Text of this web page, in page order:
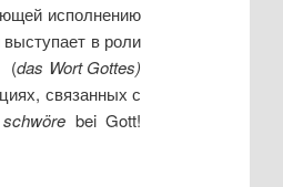
исполнению
в роли
(das Wort Gottes)
связанных с
schwöre bei Gott!